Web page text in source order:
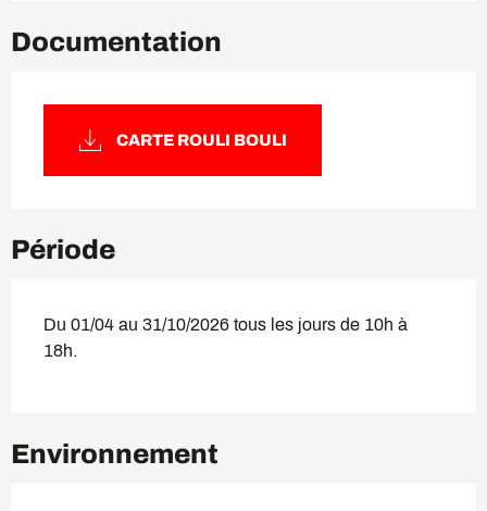
Documentation
CARTE ROULI BOULI
Période
Du 01/04 au 31/10/2026 tous les jours de 10h à
18h.
Environnement